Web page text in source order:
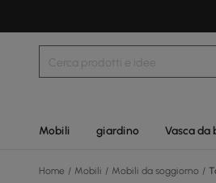
Mobili giardino Vasca da
Home / Mobili / Mobili da soggiorno /